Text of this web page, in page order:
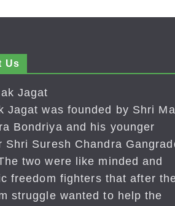
Us
Jagat was founded by Shri
Bondriya and his younger
Shri Suresh Chandra
two were like minded and
freedom fighters that after
struggle wanted to help the